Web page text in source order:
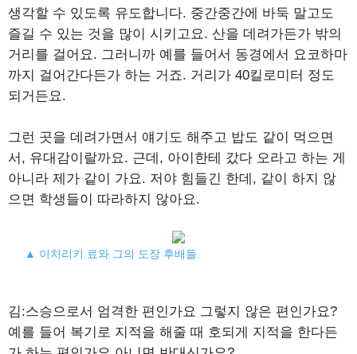
생각할 수 있도록 유도합니다. 중간중간에 바둑 말고도
즐길 수 있는 것을 많이 시키고요. 산을 데려가든가 밖의
거리를 걸어요. 그러니까 예를 들어서 동경에서 요코하마
까지 걸어간다든가 하는 거죠. 거리가 40킬로미터 정도
되거든요.
그런 곳을 데려가면서 얘기도 해주고 밥도 같이 먹으면
서, 유대감이랄까요. 근데, 아이한테 갔다 오라고 하는 게
아니라 제가 같이 가요. 저야 힘들긴 한데, 같이 하지 않
으면 학생들이 따라하지 않아요.
▲ 이치리키 료와 그의 도장 후배들.
김:스승으로서 엄격한 편인가요 그렇지 않은 편인가요?
예를 들어 복기로 지적을 해줄 때 호되게 지적을 한다든